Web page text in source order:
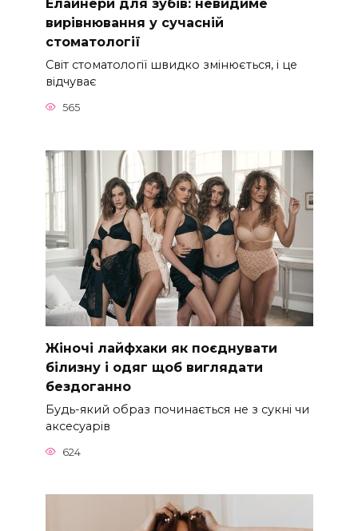
Елайнери для зубів: невидиме
вирівнювання у сучасній
стоматології
Світ стоматології швидко змінюється, і це
відчуває
565
Жіночі лайфхаки як поєднувати
білизну і одяг щоб виглядати
бездоганно
Будь-який образ починається не з сукні чи
аксесуарів
624